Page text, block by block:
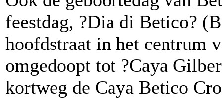
feestdag, ?Dia di Betico?
hoofdstraat in het centrum
omgedoopt tot ?Caya
kortweg de Caya Betico